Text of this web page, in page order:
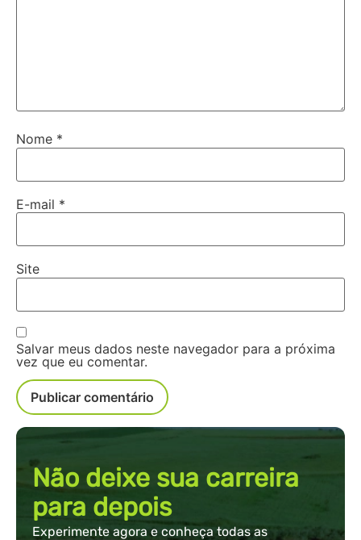
Nome *
E-mail *
Site
Salvar meus dados neste navegador para a próxima
vez que eu comentar.
Não deixe sua carreira
para depois
Experimente agora e conheça todas as